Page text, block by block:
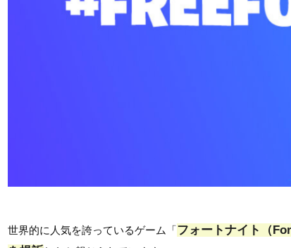
世界的に人気を誇っているゲーム「フォートナイト（